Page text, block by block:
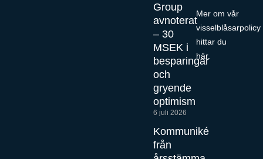
Group
avnoterat
– 30
MSEK i
besparingar
och
gryende
optimism
6 juli 2026
Kommuniké
från
Mer om vår
visselblåsarpolicy
hittar du
här.